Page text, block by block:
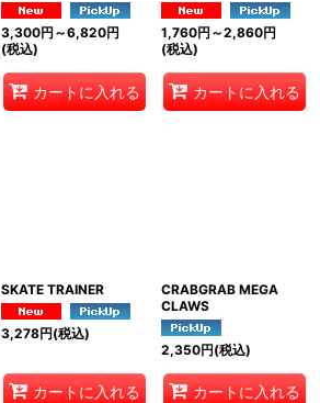
3,300円 ～6,820円
(税込)
カートに入れる
1,760円 ～2,860円
(税込)
カートに入れる
SKATE TRAINER
3,278円(税込)
カートに入れる
CRABGRAB MEGA
CLAWS
2,350円(税込)
カートに入れる